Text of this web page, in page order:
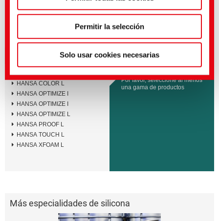
Permitir la selección
Solo usar cookies necesarias
tacto
Gamas de productos
HANSA COAT L
HANSA COLOR L
HANSA OPTIMIZE I
HANSA OPTIMIZE I
HANSA OPTIMIZE L
HANSA PROOF L
HANSA TOUCH L
HANSA XFOAM L
Por favor, seleccione al menos
una gama de productos
Más especialidades de silicona